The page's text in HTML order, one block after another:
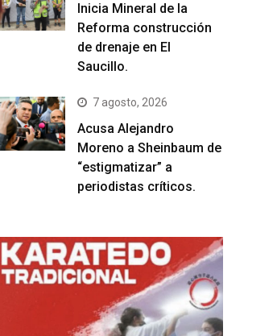
Inicia Mineral de la
Reforma construcción
de drenaje en El
Saucillo.
7 agosto, 2026
Acusa Alejandro
Moreno a Sheinbaum de
“estigmatizar” a
periodistas críticos.